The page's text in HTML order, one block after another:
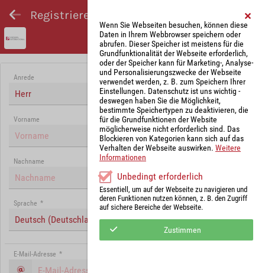
Registrieren und Angebot abgeben
Anrede
Herr
Vorname
Nachname
Sprache *
Deutsch (Deutschland)
E-Mail-Adresse *
Wenn Sie Webseiten besuchen, können diese
Daten in Ihrem Webbrowser speichern oder
abrufen. Dieser Speicher ist meistens für die
Grundfunktionalität der Webseite erforderlich,
oder der Speicher kann für Marketing-, Analyse-
und Personalisierungszwecke der Webseite
verwendet werden, z. B. zum Speichern Ihrer
Einstellungen. Datenschutz ist uns wichtig -
deswegen haben Sie die Möglichkeit,
bestimmte Speichertypen zu deaktivieren, die
für die Grundfunktionen der Website
möglicherweise nicht erforderlich sind. Das
Blockieren von Kategorien kann sich auf das
Verhalten der Webseite auswirken. Weitere
Informationen
Unbedingt erforderlich
Essentiell, um auf der Webseite zu navigieren und
deren Funktionen nutzen können, z. B. den Zugriff
auf sichere Bereiche der Webseite.
Zustimmen